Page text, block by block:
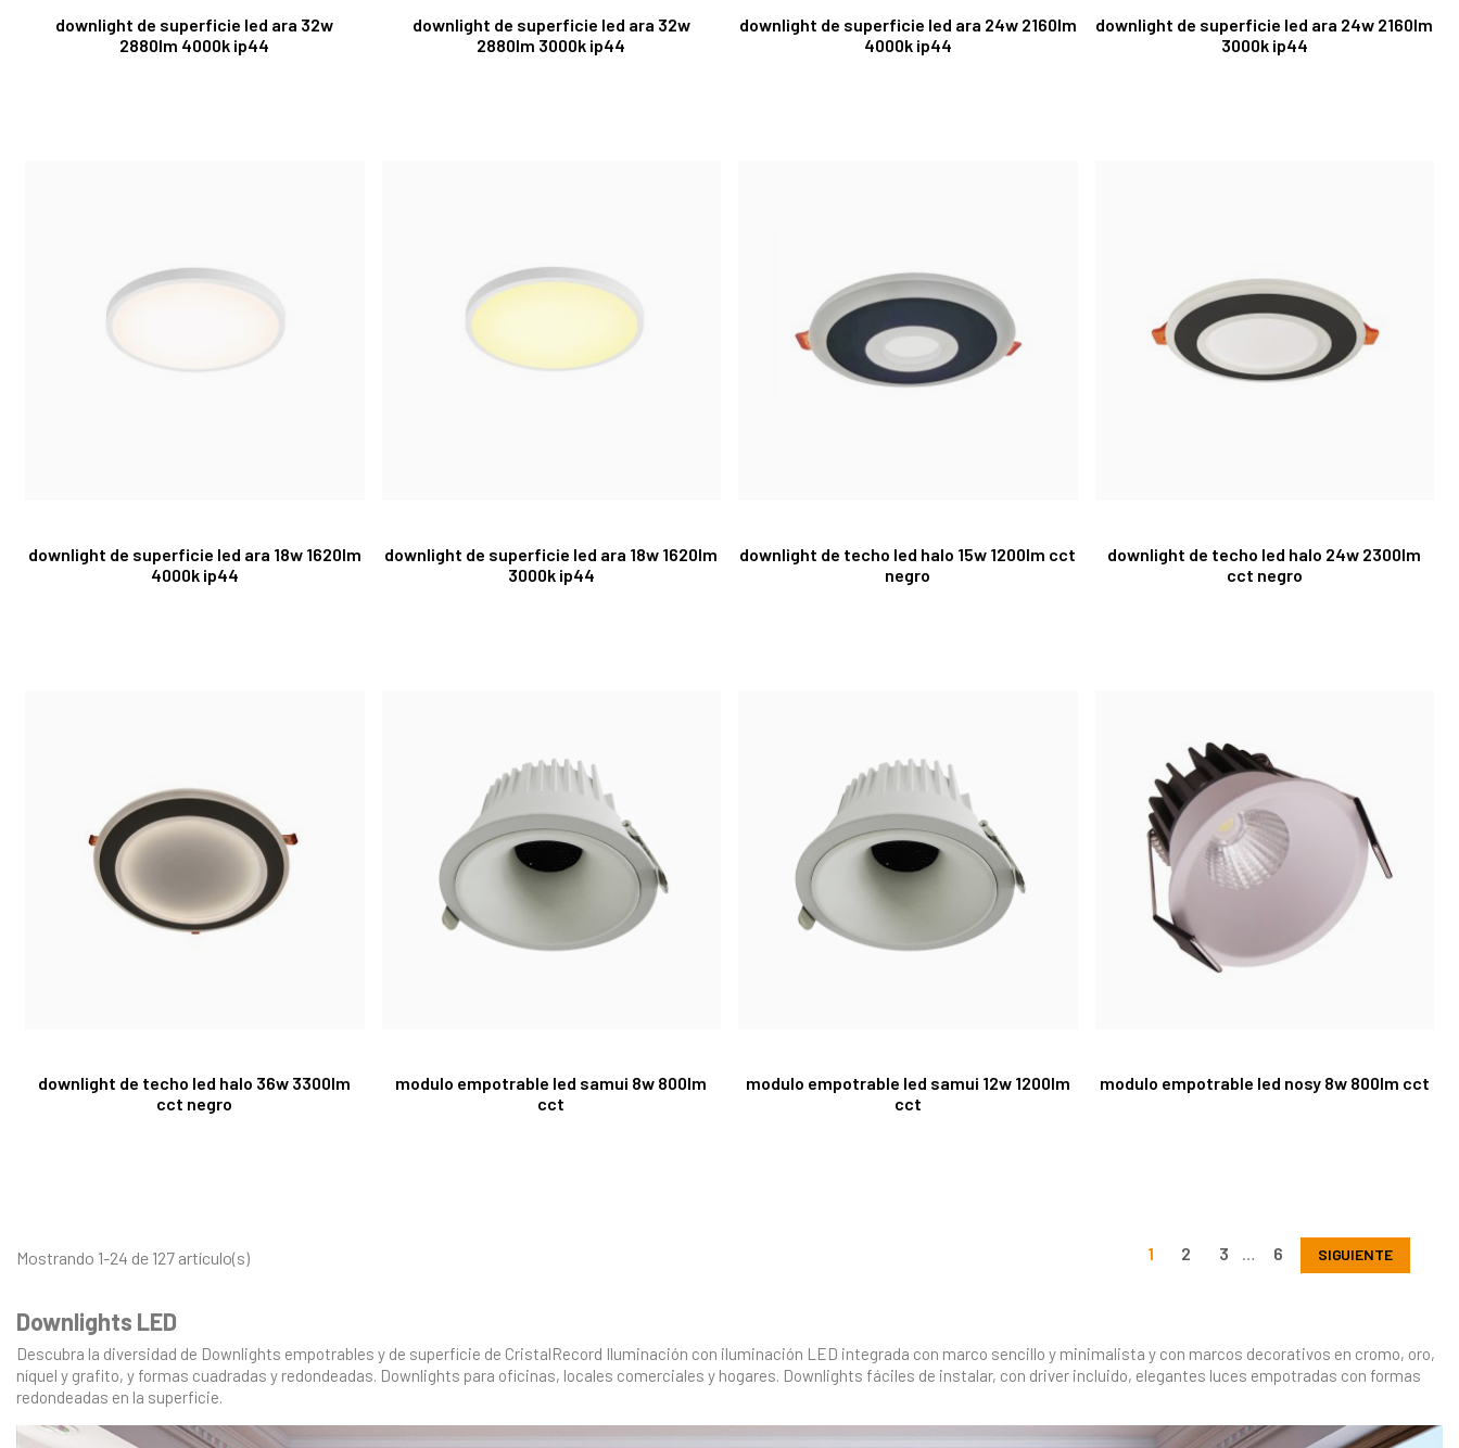
downlight de superficie led ara 32w
2880lm 4000k ip44
downlight de superficie led ara 32w
2880lm 3000k ip44
downlight de superficie led ara 24w 2160lm
4000k ip44
downlight de superficie led ara 24w 2160lm
3000k ip44
downlight de superficie led ara 18w 1620lm
4000k ip44
downlight de superficie led ara 18w 1620lm
3000k ip44
downlight de techo led halo 15w 1200lm cct
negro
downlight de techo led halo 24w 2300lm
cct negro
downlight de techo led halo 36w 3300lm
cct negro
modulo empotrable led samui 8w 800lm
cct
modulo empotrable led samui 12w 1200lm
cct
modulo empotrable led nosy 8w 800lm cct
Mostrando 1-24 de 127 artículo(s) 1 2 3 … 6 SIGUIENTE
Downlights LED
Descubra la diversidad de Downlights empotrables y de superficie de CristalRecord Iluminación con iluminación LED integrada con marco sencillo y minimalista y con marcos decorativos en cromo, oro,
níquel y grafito, y formas cuadradas y redondeadas. Downlights para oficinas, locales comerciales y hogares. Downlights fáciles de instalar, con driver incluido, elegantes luces empotradas con formas
redondeadas en la superficie.